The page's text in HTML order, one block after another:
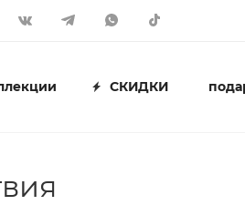
СКИДКИ